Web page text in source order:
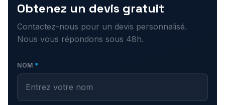
Obtenez un devis gratuit
Contactez-nous pour un devis personnalisé.
Nous vous répondons sous 48h.
NOM *